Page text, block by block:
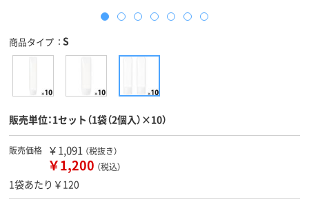
商品タイプ S
販売単位：1セット（1袋（2個入）×10）
販売価格 ￥1,091 （税抜き）
￥1,200 （税込）
1袋あたり￥120